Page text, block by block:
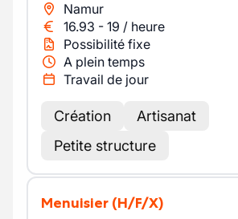
Namur
16.93 - 19 / heure
Possibilité fixe
A plein temps
Travail de jour
Création
Artisanat
Petite structure
Menuisier (H/F/X)